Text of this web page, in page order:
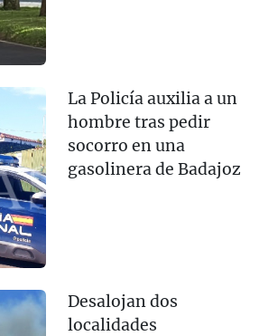
La Policía auxilia a un
hombre tras pedir
socorro en una
gasolinera de Badajoz
Desalojan dos
localidades